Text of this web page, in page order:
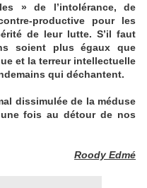
» de l’intolérance, de
productive pour les
de leur lutte. S’il faut
soient plus égaux que
et la terreur intellectuelle
qui déchantent.
dissimulée de la méduse
fois au détour de nos
Roody Edmé